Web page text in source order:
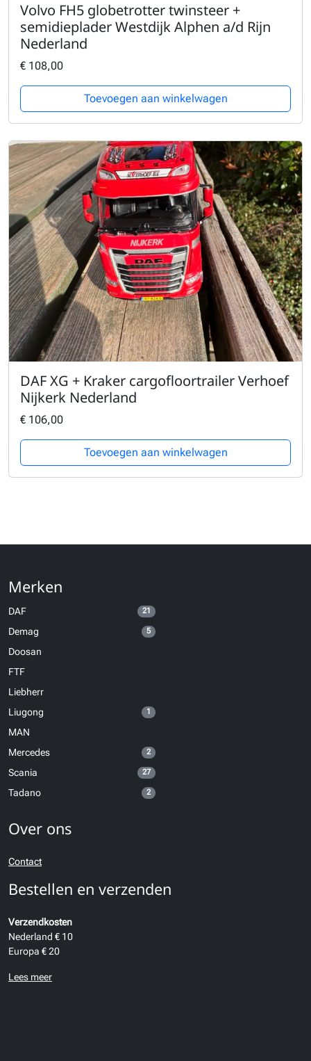
Volvo FH5 globetrotter twinsteer +
semidieplader Westdijk Alphen a/d Rijn
Nederland
€ 108,00
Toevoegen aan winkelwagen
DAF XG + Kraker cargofloortrailer Verhoef
Nijkerk Nederland
€ 106,00
Toevoegen aan winkelwagen
Merken
DAF 21
Demag 5
Doosan
FTF
Liebherr
Liugong
1
MAN
Mercedes
2
Scania 27
Tadano 2
Over ons
Contact
Bestellen en verzenden
Verzendkosten
Nederland € 10
Europa € 20
Lees meer